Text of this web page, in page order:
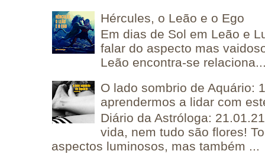
Hércules, o Leão e o Ego
Em dias de Sol em Leão e
falar do aspecto mas
Leão encontra-se
O lado sombrio de Aquário:
aprendermos a lidar com
Diário da Astróloga:
vida, nem tudo são flores!
aspectos luminosos, mas também ...